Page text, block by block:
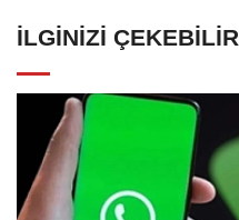
İLGINIZI ÇEKEBILIR